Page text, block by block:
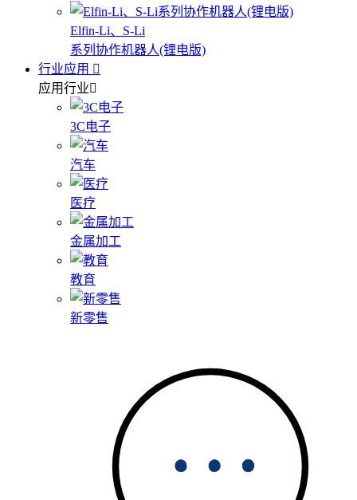
Elfin-Li、S-Li
系列协作机器人(锂电版)
行业应用
应用行业
3C电子
汽车
医疗
金属加工
教育
新零售